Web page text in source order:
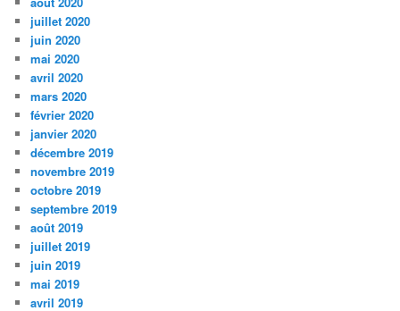
juillet 2020
juin 2020
mai 2020
avril 2020
mars 2020
février 2020
janvier 2020
décembre 2019
novembre 2019
octobre 2019
septembre 2019
août 2019
juillet 2019
juin 2019
mai 2019
avril 2019